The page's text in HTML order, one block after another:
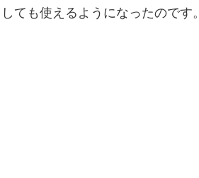
ても使えるようになったのです。